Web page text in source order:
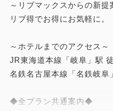
～リブマックスからの新提
リブ得でお得にお気軽に。
～ホテルまでのアクセス～
JR東海道本線「岐阜」駅
名鉄名古屋本線「名鉄岐阜
◆全プラン共通案内◆